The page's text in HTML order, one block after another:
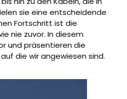
sie eine entscheidende
Fortschritt ist die
nie zuvor. In diesem
und präsentieren die
die wir angewiesen sind.